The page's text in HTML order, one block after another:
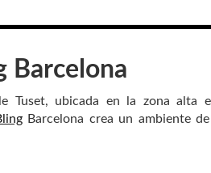
Barcelona
Tuset, ubicada en la zona alta
Barcelona crea un ambiente